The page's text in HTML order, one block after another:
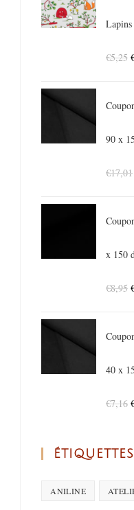
€5,25
90 x
€17,01
x 150
€8,95
40 x
€7,16
ÉTIQUETTES
ANILINE